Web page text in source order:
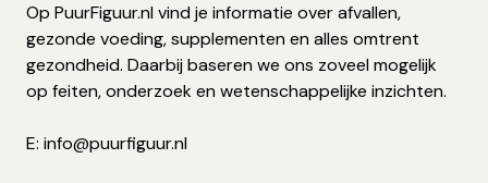
Op PuurFiguur.nl vind je informatie over afvallen,
gezonde voeding, supplementen en alles omtrent
gezondheid. Daarbij baseren we ons zoveel mogelijk
op feiten, onderzoek en wetenschappelijke inzichten.
E: info@puurfiguur.nl